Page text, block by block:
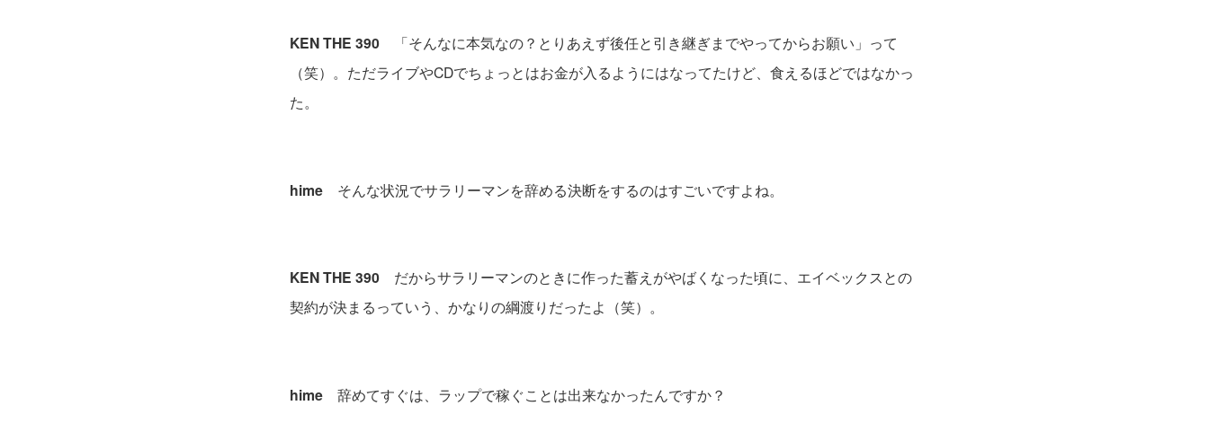
KEN THE 390 「そんなに本気なの？とりあえず後任と引き継ぎまでやってからお願い」って
（笑）。ただライブやCDでちょっとはお金が入るようにはなってたけど、食えるほどではなかっ
た。
hime そんな状況でサラリーマンを辞める決断をするのはすごいですよね。
KEN THE 390 だからサラリーマンのときに作った蓄えがやばくなった頃に、エイベックスとの
契約が決まるっていう、かなりの綱渡りだったよ（笑）。
hime 辞めてすぐは、ラップで稼ぐことは出来なかったんですか？